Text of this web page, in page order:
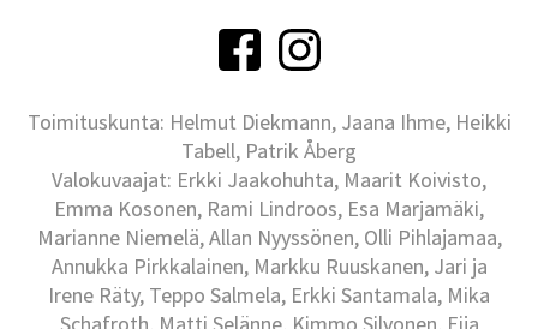
Toimituskunta: Helmut Diekmann, Jaana Ihme, Heikki
Tabell, Patrik Åberg
Valokuvaajat: Erkki Jaakohuhta, Maarit Koivisto,
Emma Kosonen, Rami Lindroos, Esa Marjamäki,
Marianne Niemelä, Allan Nyyssönen, Olli Pihlajamaa,
Annukka Pirkkalainen, Markku Ruuskanen, Jari ja
Irene Räty, Teppo Salmela, Erkki Santamala, Mika